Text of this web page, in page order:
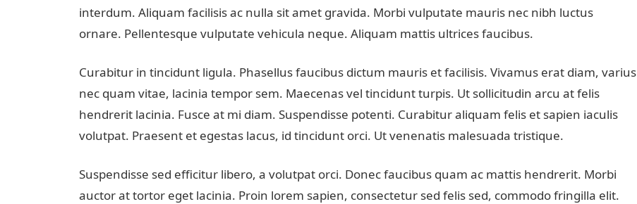
interdum. Aliquam facilisis ac nulla sit amet gravida. Morbi vulputate mauris nec nibh luctus
ornare. Pellentesque vulputate vehicula neque. Aliquam mattis ultrices faucibus.
Curabitur in tincidunt ligula. Phasellus faucibus dictum mauris et facilisis. Vivamus erat diam, varius
nec quam vitae, lacinia tempor sem. Maecenas vel tincidunt turpis. Ut sollicitudin arcu at felis
hendrerit lacinia. Fusce at mi diam. Suspendisse potenti. Curabitur aliquam felis et sapien iaculis
volutpat. Praesent et egestas lacus, id tincidunt orci. Ut venenatis malesuada tristique.
Suspendisse sed efficitur libero, a volutpat orci. Donec faucibus quam ac mattis hendrerit. Morbi
auctor at tortor eget lacinia. Proin lorem sapien, consectetur sed felis sed, commodo fringilla elit.